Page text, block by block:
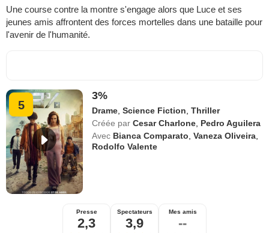
Une course contre la montre s'engage alors que Luce et ses
jeunes amis affrontent des forces mortelles dans une bataille pour
l'avenir de l'humanité.
5
3%
Drame ,Science Fiction ,Thriller
Créée par Cesar Charlone Pedro Aguilera
Avec Bianca Comparato ,Vaneza Oliveira
Rodolfo Valente
Presse
2,3
Spectateurs
3,9
Mes amis
--